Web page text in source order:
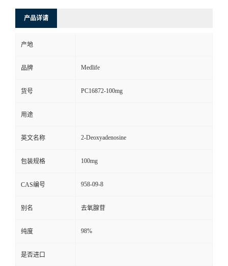
产品详请
产地
品牌 Medlife
货号 PC16872-100mg
用途
英文名称 2-Deoxyadenosine
包装规格 100mg
CAS编号 958-09-8
别名 去氧腺苷
纯度 98%
是否进口